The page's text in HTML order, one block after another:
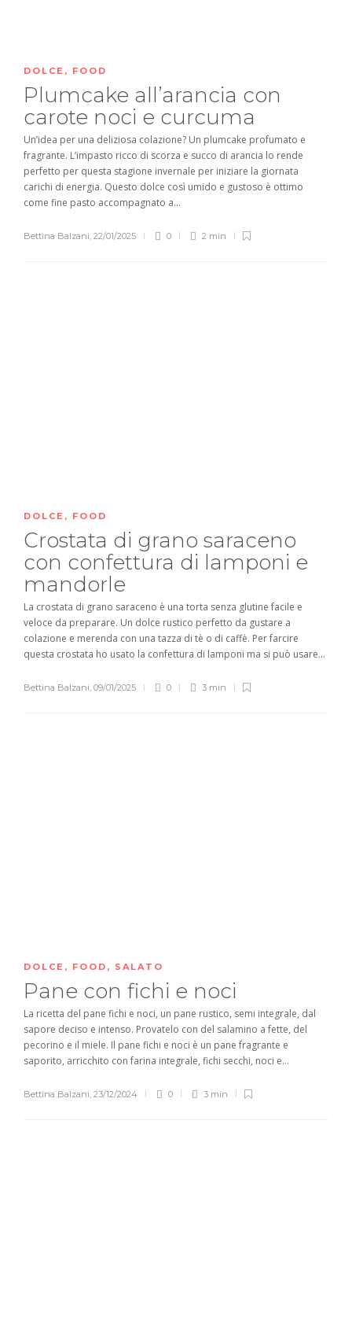
DOLCE , FOOD
Plumcake all’arancia con
carote noci e curcuma
Un’idea per una deliziosa colazione? Un plumcake profumato e
fragrante. L’impasto ricco di scorza e succo di arancia lo rende
perfetto per questa stagione invernale per iniziare la giornata
carichi di energia. Questo dolce così umido e gustoso è ottimo
come fine pasto accompagnato a...
Bettina Balzani, 22/01/2025 0 2 min
DOLCE , FOOD
Crostata di grano saraceno
con confettura di lamponi e
mandorle
La crostata di grano saraceno è una torta senza glutine facile e
veloce da preparare. Un dolce rustico perfetto da gustare a
colazione e merenda con una tazza di tè o di caffè. Per farcire
questa crostata ho usato la confettura di lamponi ma si può usare...
Bettina Balzani 09/01/2025 0 3 min
DOLCE , FOOD , SALATO
Pane con fichi e noci
La ricetta del pane fichi e noci, un pane rustico, semi integrale, dal
sapore deciso e intenso. Provatelo con del salamino a fette, del
pecorino e il miele. Il pane fichi e noci è un pane fragrante e
saporito, arricchito con farina integrale, fichi secchi, noci e...
Bettina Balzani, 23/12/2024 0 3 min